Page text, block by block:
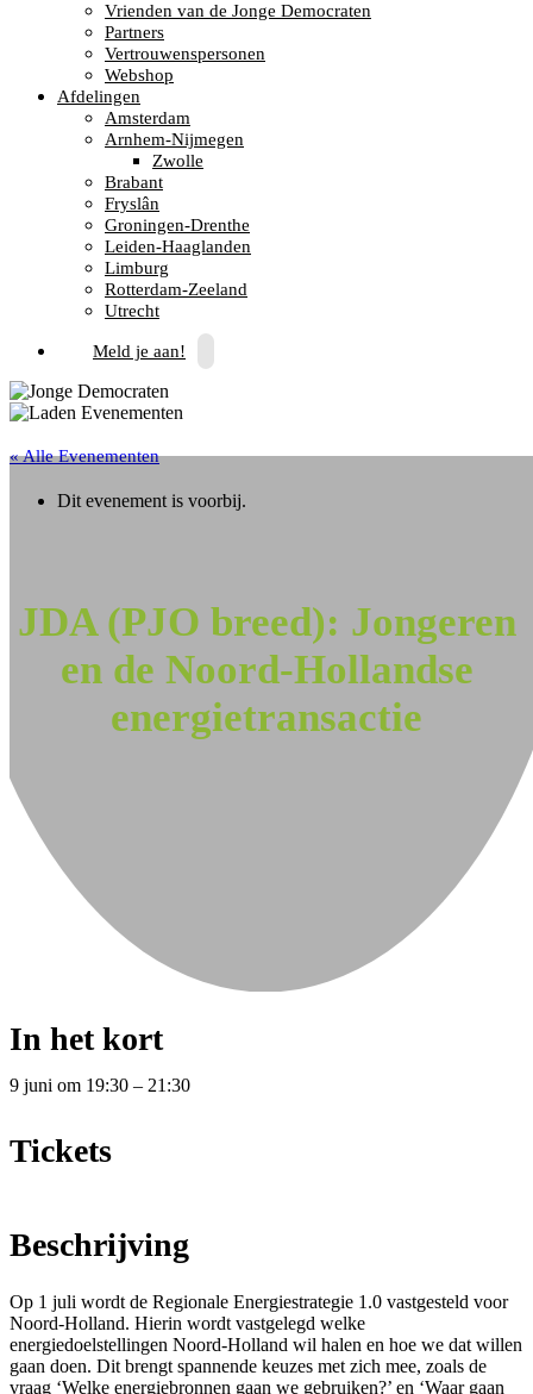
Vrienden van de Jonge Democraten
Partners
Vertrouwenspersonen
Webshop
Afdelingen
Amsterdam
Arnhem-Nijmegen
Zwolle
Brabant
Fryslân
Groningen-Drenthe
Leiden-Haaglanden
Limburg
Rotterdam-Zeeland
Utrecht
Meld je aan!
« Alle Evenementen
Dit evenement is voorbij.
JDA (PJO breed): Jongeren
en de Noord-Hollandse
energietransactie
In het kort
9 juni om 19:30 – 21:30
Tickets
Beschrijving
Op 1 juli wordt de Regionale Energiestrategie 1.0 vastgesteld voor
Noord-Holland. Hierin wordt vastgelegd welke
energiedoelstellingen Noord-Holland wil halen en hoe we dat willen
gaan doen. Dit brengt spannende keuzes met zich mee, zoals de
vraag ‘Welke energiebronnen gaan we gebruiken?’ en ‘Waar gaan